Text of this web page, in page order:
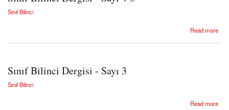
Sınıf Bilinci
Read more
Sınıf Bilinci Dergisi - Sayı 3
Sınıf Bilinci
Read more